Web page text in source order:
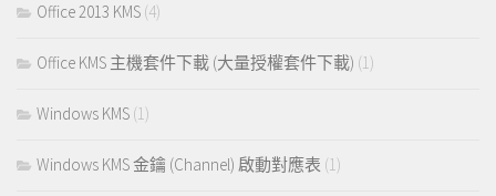
Office 2013 KMS (4)
Office KMS 主機套件下載 (大量授權套件下載) (1)
Windows KMS (1)
Windows KMS 金鑰 (Channel) 啟動對應表 (1)